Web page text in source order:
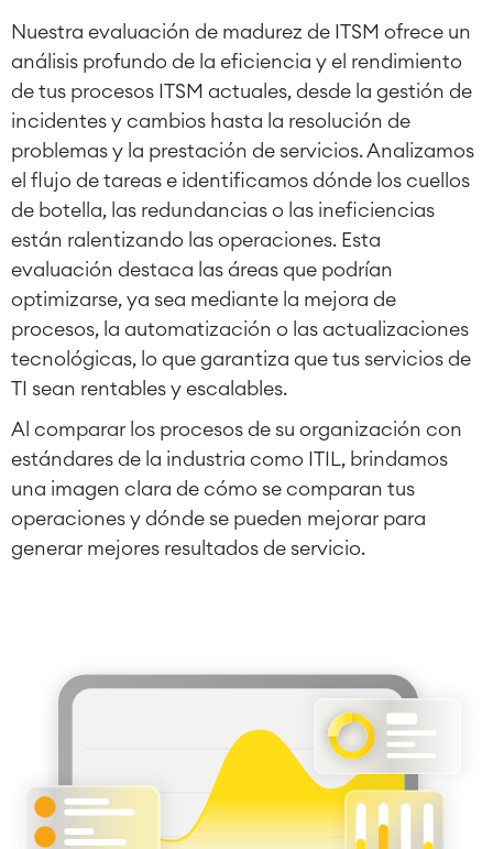
Agile & DevOps
DevOps
Gestión de requisitos
Agile Development
Gestión de pruebas
Documentación técnica
Project & Work Management
Planificación del tiempo
Procesos empresariales
LMS / eLearning
ERP Soluciones
Informes y paneles de control
Gestión del trabajo
Service Management
Gestión de activos
Colaboración & Conocimiento
Wiki Empresarial
Meetings
Nuestra evaluación de madurez de ITSM ofrece un
análisis profundo de la eficiencia y el rendimiento
de tus procesos ITSM actuales, desde la gestión de
incidentes y cambios hasta la resolución de
problemas y la prestación de servicios. Analizamos
el flujo de tareas e identificamos dónde los cuellos
de botella, las redundancias o las ineficiencias
están ralentizando las operaciones. Esta
evaluación destaca las áreas que podrían
optimizarse, ya sea mediante la mejora de
procesos, la automatización o las actualizaciones
tecnológicas, lo que garantiza que tus servicios de
TI sean rentables y escalables.
Al comparar los procesos de su organización con
estándares de la industria como ITIL, brindamos
una imagen clara de cómo se comparan tus
operaciones y dónde se pueden mejorar para
generar mejores resultados de servicio.